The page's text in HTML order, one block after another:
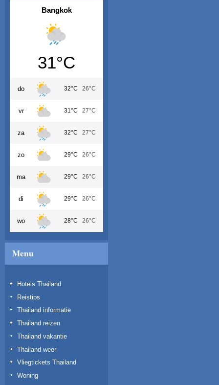
Bangkok
31°C
do 32°C 26°C
vr 31°C 27°C
za 32°C 27°C
zo 29°C 26°C
ma 29°C 26°C
di 29°C 26°C
wo 28°C 26°C
Menu
Hotels Thailand
Reistips
Thailand informatie
Thailand reizen
Thailand vakantie
Thailand weer
Vliegtickets Thailand
Woning